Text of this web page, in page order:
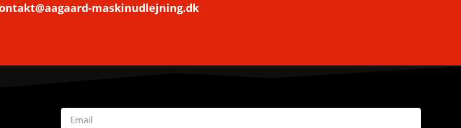
maskinudlejning.dk